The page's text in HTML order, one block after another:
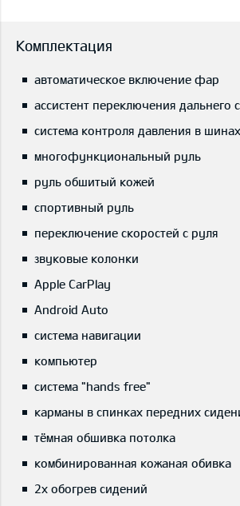
Комплектация
автоматическое включение фар
ассистент переключения дальнего
система контроля давления в шинах
многофункциональный руль
руль обшитый кожей
спортивный руль
переключение скоростей с руля
звуковые колонки
Apple CarPlay
Android Auto
система навигации
компьютер
система "hands free"
карманы в спинках передних
тёмная обшивка потолка
комбинированная кожаная обивка
2x обогрев сидений